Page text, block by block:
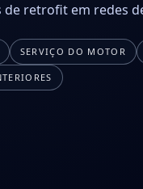
de retrofit em redes
SERVIÇO DO MOTOR